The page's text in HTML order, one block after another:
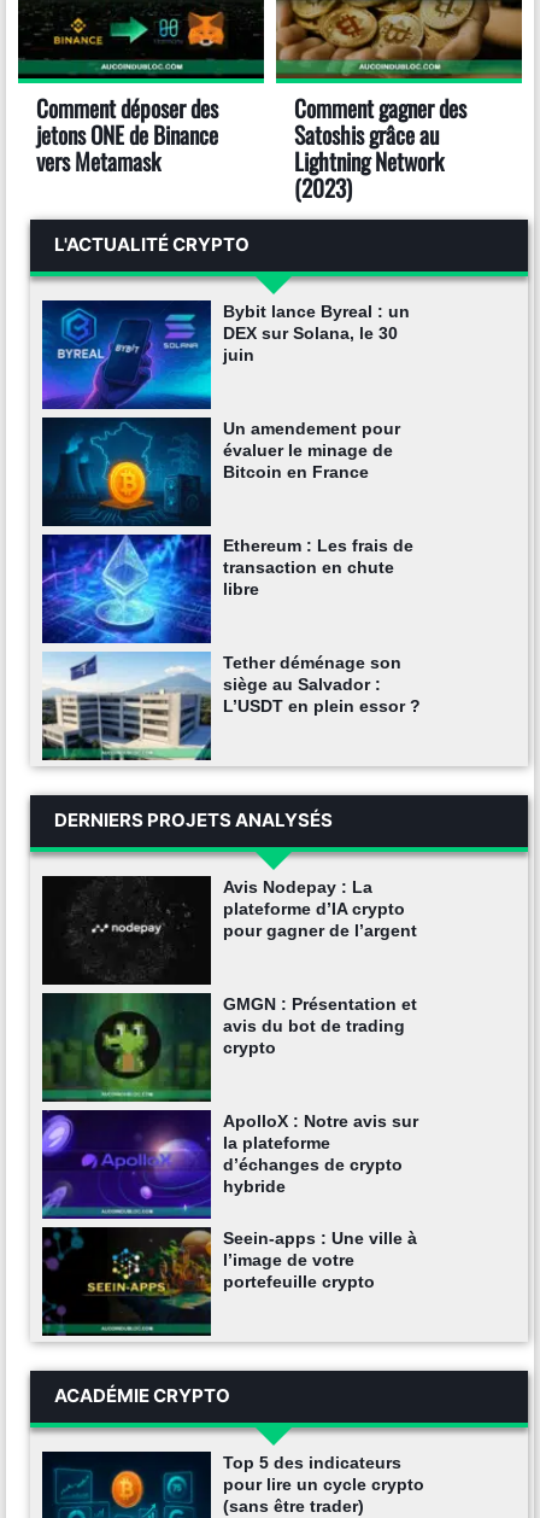
Comment déposer des
jetons ONE de Binance
vers Metamask
Comment gagner des
Satoshis grâce au
Lightning Network
(2023)
L'ACTUALITÉ CRYPTO
Bybit lance Byreal : un
DEX sur Solana, le 30
juin
Un amendement pour
évaluer le minage de
Bitcoin en France
Ethereum : Les frais de
transaction en chute
libre
Tether déménage son
siège au Salvador :
L’USDT en plein essor ?
DERNIERS PROJETS ANALYSÉS
Avis Nodepay : La
plateforme d’IA crypto
pour gagner de l’argent
GMGN : Présentation et
avis du bot de trading
crypto
ApolloX : Notre avis sur
la plateforme
d’échanges de crypto
hybride
Seein-apps : Une ville à
l’image de votre
portefeuille crypto
ACADÉMIE CRYPTO
Top 5 des indicateurs
pour lire un cycle crypto
(sans être trader)